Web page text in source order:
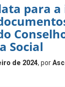
para a
Social
de 2024, por